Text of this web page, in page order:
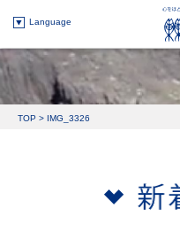
Language
TOP > IMG_3326